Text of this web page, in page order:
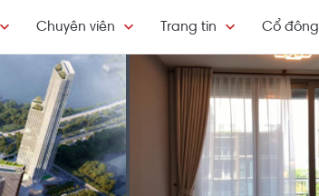
Chuyên viên Trang tin Cổ đông